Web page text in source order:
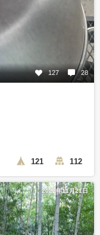
127 28
121 112
2022年11月21日